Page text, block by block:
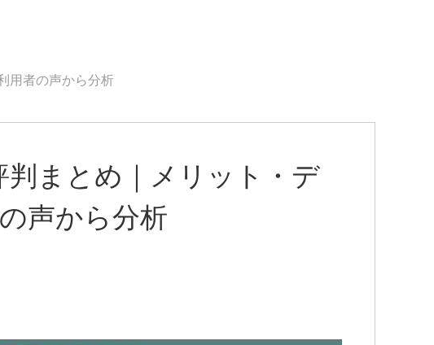
用者の声から分析
まとめ｜メリット・デ
声から分析